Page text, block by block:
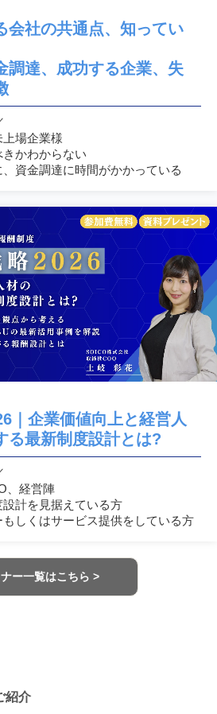
会社の共通点、知ってい
調達、成功する企業、失
場企業様
かわからない
資金調達に時間がかかっている
｜企業価値向上と経営人
る最新制度設計とは?
、経営陣
計を見据えている方
しくはサービス提供をしている方
ー一覧はこちら >
紹介